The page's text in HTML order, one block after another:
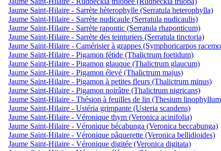
Jaume Saint-Hilaire - Sarrète hèterophylle (Serratula heterophylla)
Jaume Saint-Hilaire - Sarrète nudicaule (Serratula nudicaulis)
Jaume Saint-Hilaire - Sarrète rapontic (Serratula rhaponticum)
Jaume Saint-Hilaire - Sarrète des teinturiers (Serratula tinctoria)
Jaume Saint-Hilaire - Camérisier à grappes (Symphoricarpos
Jaume Saint-Hilaire - Pigamon fétide (Thalictrum foetidum)
Jaume Saint-Hilaire - Pigamon glauque (Thalictrum glaucum)
Jaume Saint-Hilaire - Pigamon élevé (Thalictrum majus)
Jaume Saint-Hilaire - Pigamon à petites fleurs (Thalictrum minus)
Jaume Saint-Hilaire - Pigamon noirâtre (Thalictrum nigricans)
Jaume Saint-Hilaire - Thésion à feuilles de lin (Thesium
Jaume Saint-Hilaire - Ustéria grimpante (Usteria scandens)
Jaume Saint-Hilaire - Véronique thym (Veronica acinifolia)
Jaume Saint-Hilaire - Véronique bécabunga (Veronica beccabunga)
Jaume Saint-Hilaire - Véronique pâquerette (Veronica bellidioides)
Jaume Saint-Hilaire - Véronique digitée (Veronica digitata)